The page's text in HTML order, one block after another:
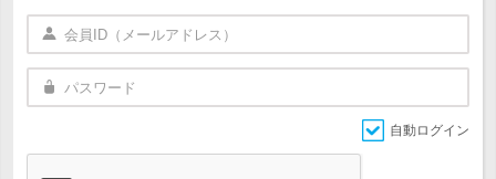
自動ログイン